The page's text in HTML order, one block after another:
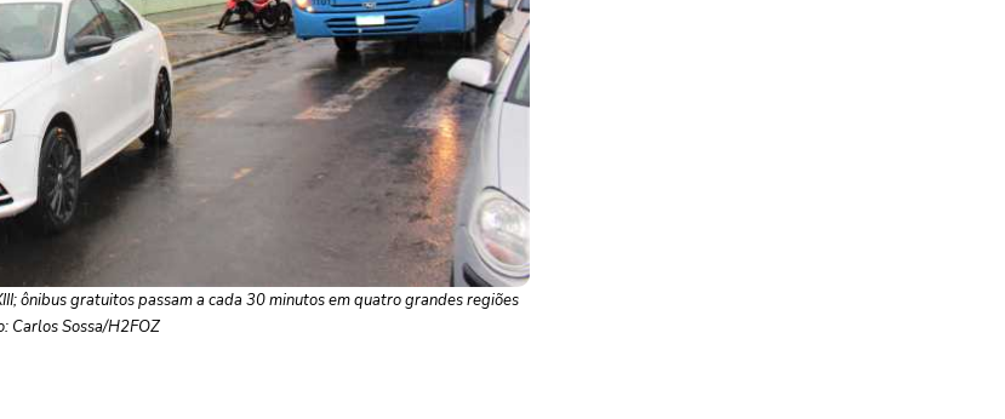
ônibus gratuitos passam a cada 30 minutos em quatro grandes regiões
Carlos Sossa/H2FOZ